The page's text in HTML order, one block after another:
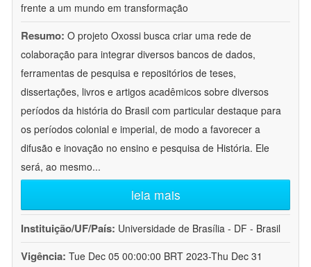
frente a um mundo em transformação
Resumo: O projeto Oxossi busca criar uma rede de
colaboração para integrar diversos bancos de dados,
ferramentas de pesquisa e repositórios de teses,
dissertações, livros e artigos acadêmicos sobre diversos
períodos da história do Brasil com particular destaque para
os períodos colonial e imperial, de modo a favorecer a
difusão e inovação no ensino e pesquisa de História. Ele
será, ao mesmo...
leia mais
Instituição/UF/País: Universidade de Brasília - DF - Brasil
Vigência: Tue Dec 05 00:00:00 BRT 2023-Thu Dec 31